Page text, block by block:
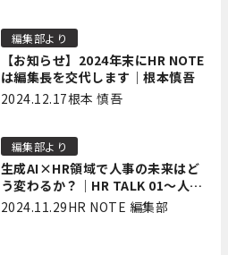
【お知らせ】2024年末にHR NOTE
は編集長を交代します｜根本慎吾
編集部より
2024.12.17根本 慎吾
生成AI×HR領域で人事の未来はど
う変わるか？｜HR TALK 01～人事
DXの最前線を徹底解剖～
編集部より
2024.11.29HR NOTE 編集部